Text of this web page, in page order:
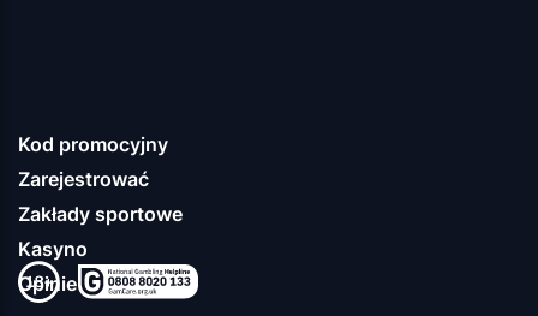
Kod promocyjny
Zarejestrować
Zakłady sportowe
Kasyno
Opinie